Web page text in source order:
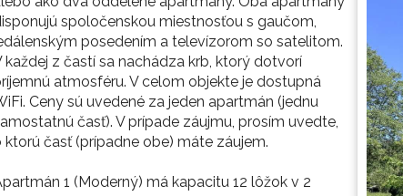
spoločenskou miestnosťou s gaučom,
posedením a televízorom so satelitom.
každej z častí sa nachádza krb, ktorý dotvorí
atmosféru. V celom objekte je dostupná
Ceny sú uvedené za jeden apartmán (jednu
časť). V prípade záujmu, prosím uvedte,
ktorú časť (prípadne obe) máte záujem.
1 (Moderný) má kapacitu 12 lôžok v 2